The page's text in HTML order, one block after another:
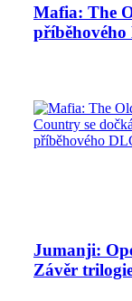
Mafia: The
Jumanji:
Závěr